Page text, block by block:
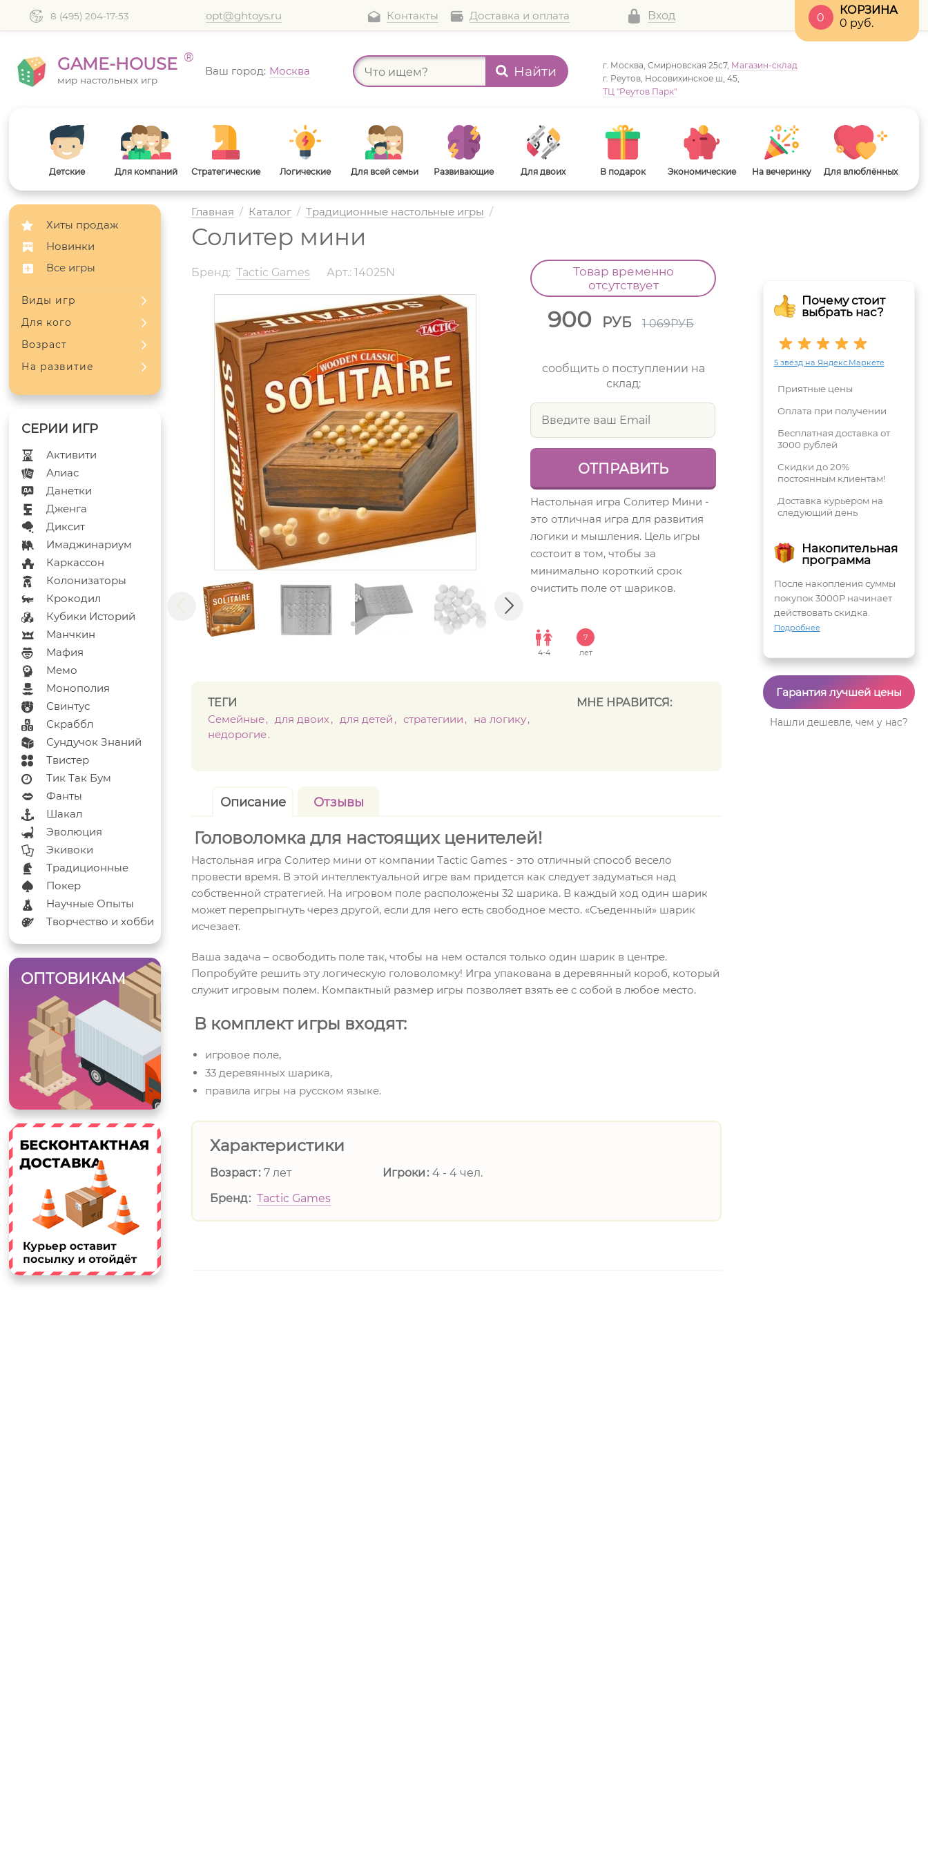
8 (495) 204-17-53 opt@ghtoys.ru Контакты Доставка и оплата Вход
КОРЗИНА
0 руб.
0
GAME-HOUSE ®
мир настольных игр
Ваш город: Москва Найти г. Москва, Смирновская 25с7, Магазин-склад
г. Реутов, Носовихинское ш, 45,
ТЦ "Реутов Парк"
Детские Для компаний Стратегические Логические Для всей семьи Развивающие Для двоих В подарок Экономические На вечеринку Для влюблённых
Хиты продаж
Новинки
Все игры
Виды игр
Для кого
Возраст
На развитие
Активити
Алиас
Данетки
Дженга
Диксит
Имаджинариум
Каркассон
Колонизаторы
Крокодил
Кубики Историй
Манчкин
Мафия
Мемо
Монополия
Свинтус
Скраббл
Сундучок Знаний
Твистер
Тик Так Бум
Фанты
Шакал
Эволюция
Экивоки
Традиционные
Покер
Научные Опыты
Творчество и хобби
ОПТОВИКАМ
Главная / Каталог / Традиционные настольные игры /
Солитер мини
Почему стоит
выбрать нас?
5 звёзд на Яндекс.Маркете
Приятные цены
Оплата при получении
Бесплатная доставка от
3000 рублей
Скидки до 20%
постоянным клиентам!
Доставка курьером на
следующий день
Накопительная
программа
После накопления суммы
покупок 3000Р начинает
действовать скидка.
Подробнее
Гарантия лучшей цены
Нашли дешевле, чем у нас?
Бренд: Tactic Games Арт.: 14025N
Товар временно
отсутствует
900 РУБ 1 069РУБ
сообщить о поступлении на
склад:
Настольная игра Солитер Мини -
это отличная игра для развития
логики и мышления. Цель игры
состоит в том, чтобы за
минимально короткий срок
очистить поле от шариков.
4-4
7
лет
ТЕГИ
Семейные
для двоих для детей стратегиии
на логику
недорогие
МНЕ НРАВИТСЯ:
Описание Отзывы
Головоломка для настоящих ценителей!
Настольная игра Солитер мини от компании Tactic Games - это отличный способ весело
провести время. В этой интеллектуальной игре вам придется как следует задуматься над
собственной стратегией. На игровом поле расположены 32 шарика. В каждый ход один шарик
может перепрыгнуть через другой, если для него есть свободное место. «Съеденный» шарик
исчезает.
Ваша задача – освободить поле так, чтобы на нем остался только один шарик в центре.
Попробуйте решить эту логическую головоломку! Игра упакована в деревянный короб, который
служит игровым полем. Компактный размер игры позволяет взять ее с собой в любое место.
В комплект игры входят:
игровое поле,
33 деревянных шарика,
правила игры на русском языке.
Характеристики
Возраст 7 лет Игроки
4 - 4 чел.
Бренд
Tactic Games